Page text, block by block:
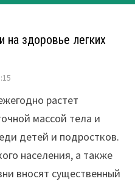
на здоровье легких
растет
массой тела и
детей и подростков.
населения, а также
вносят существенный